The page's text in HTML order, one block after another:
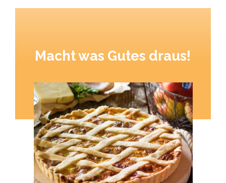
Macht was Gutes draus!